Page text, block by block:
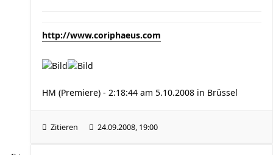
http://www.coriphaeus.com
HM (Premiere) - 2:18:44 am 5.10.2008 in Brüssel
Zitieren 24.09.2008, 19:00